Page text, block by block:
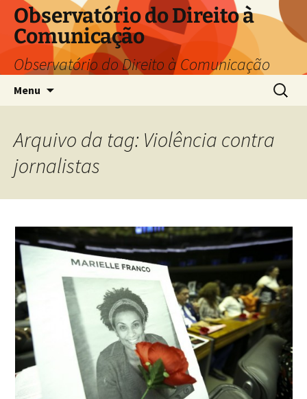
Pular
para
conteúdo
Observatório do Direito à
Comunicação
Observatório do Direito à Comunicação
Menu
por:
Arquivo da tag: Violência contra
jornalistas